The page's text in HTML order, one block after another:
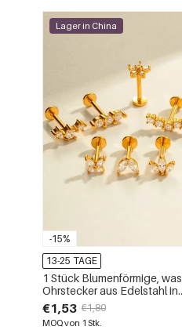
-15%
Lager in China
13-25 TAGE
1 Stück Blumenförmige,
Ohrstecker aus Edelstahl in
Goldfarbe mit Zirkonia
€1,53 €1,80
MOQ von 1 Stk.